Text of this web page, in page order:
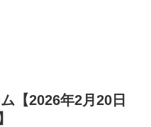
【2026年2月20日